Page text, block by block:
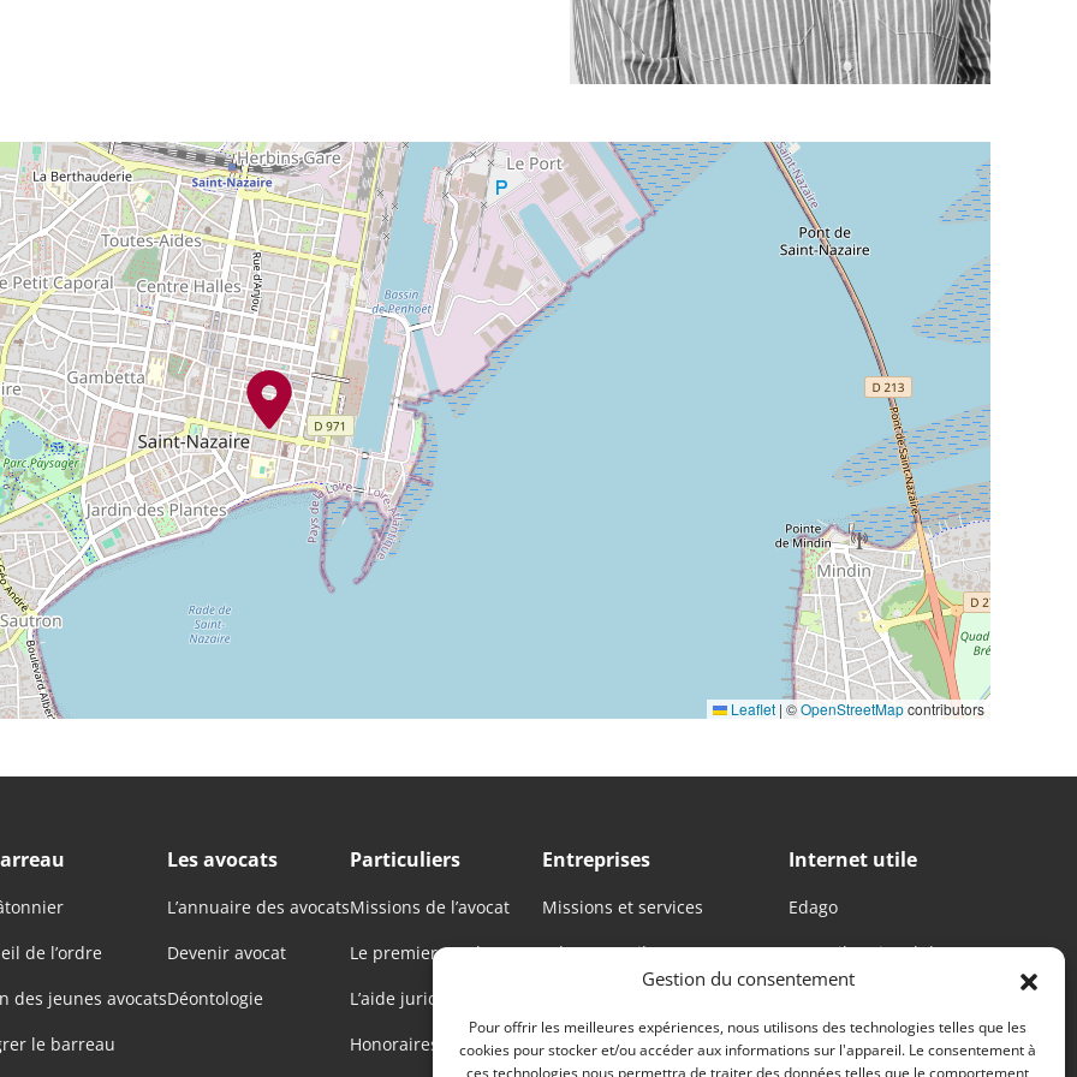
Gestion du consentement
Pour offrir les meilleures expériences, nous utilisons des technologies telles que les
cookies pour stocker et/ou accéder aux informations sur l'appareil. Le consentement à
ces technologies nous permettra de traiter des données telles que le comportement
Leaflet | ©OpenStreetMapcontributors
de l’ordre
des jeunes avocats
le barreau
Les avocats
L’annuaire des avocats
Devenir avocat
Déontologie
Particuliers
Missions de l’avocat
Le premier rendez-vous
L’aide juridictionnelle
Honoraires des avocats
Entreprises
Missions et services
Adresses utiles
Internet utile
Edago
Conseil national des
barreaux
Conférences des
bâtonniers